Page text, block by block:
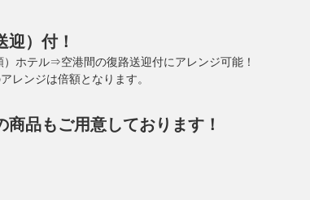
）付！
ホテル⇒空港間の復路送迎付にアレンジ可能！
レンジは倍額となります。
品もご用意しております！